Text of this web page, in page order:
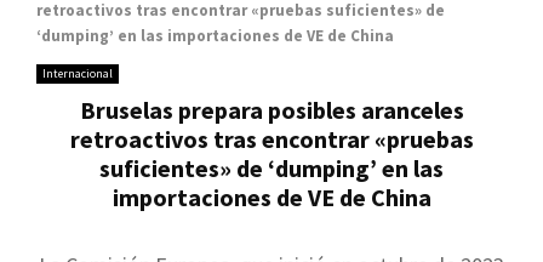
retroactivos tras encontrar «pruebas suficientes» de
‘dumping’ en las importaciones de VE de China
Internacional
Bruselas prepara posibles aranceles
retroactivos tras encontrar «pruebas
suficientes» de ‘dumping’ en las
importaciones de VE de China